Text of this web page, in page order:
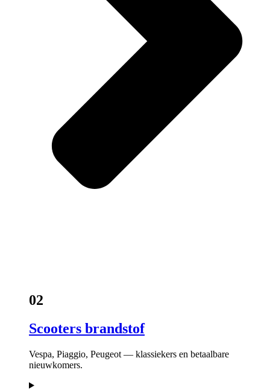
02
Scooters brandstof
Vespa, Piaggio, Peugeot — klassiekers en betaalbare
nieuwkomers.